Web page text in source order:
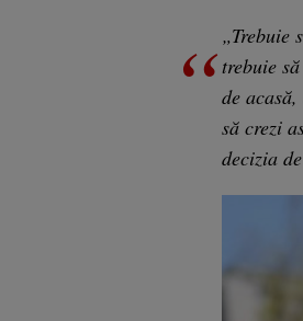
„Trebuie
trebuie
de
să crezi
decizia